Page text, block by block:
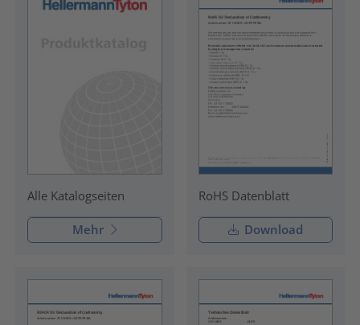
Alle Katalogseiten
Mehr
RoHS Datenblatt
Download